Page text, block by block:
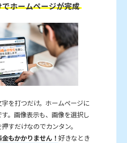
ホームページが完成
を打つだけ。ホームページに
。画像表示も、画像を選択し
すだけなのでカンタン。
もかかりません！ 好きなとき